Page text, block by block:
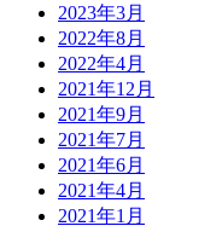
2023年3月
2022年8月
2022年4月
2021年12月
2021年9月
2021年7月
2021年6月
2021年4月
2021年1月